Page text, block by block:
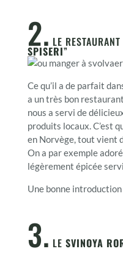
2. LE
SPISERI”
Ce qu’il a de parfait
a un très bon
nous a servi de
produits locaux. C’est
en Norvège, tout vient
On a par exemple
légèrement épicée
Une bonne
3. LE SVINOYA